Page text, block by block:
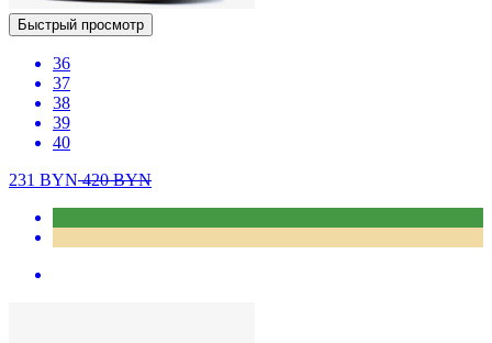
Быстрый просмотр
36
37
38
39
40
231 BYN420BYN